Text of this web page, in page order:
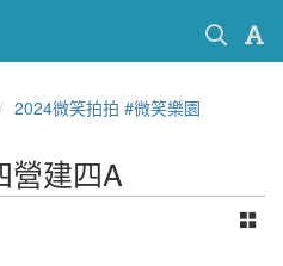
2024微笑拍拍 #微笑樂園
營建四A